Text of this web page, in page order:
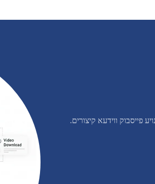
פייסבוק ווידעא קיצורים.